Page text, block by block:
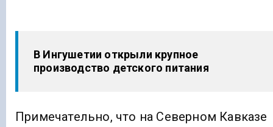
В Ингушетии открыли крупное
производство детского питания
Примечательно, что на Северном Кавказе